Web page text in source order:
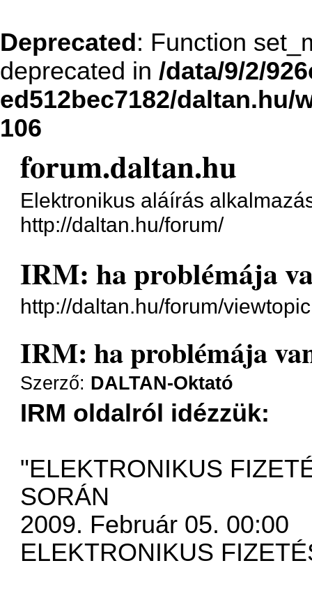
Deprecated: Function
deprecated in /data/9/2/
ed512bec7182/
106
forum.daltan.hu
Elektronikus aláírás
http://daltan.hu/forum/
IRM: ha problémája
http://daltan.hu/forum/
IRM: ha problémája
Szerző: DALTAN-Oktató
IRM oldalról idézzük:
"ELEKTRONIKUS
SORÁN
2009. Február 05. 00:00
ELEKTRONIKUS